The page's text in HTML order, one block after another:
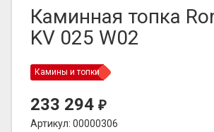
Каминная топка
KV 025 W02
Камины и топки
233 294 ₽
Артикул: 00000306